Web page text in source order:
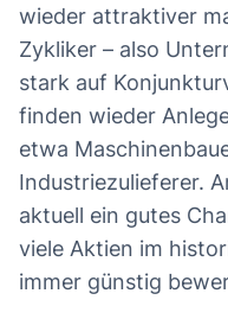
wieder attraktiver
Zykliker – also
stark auf
finden wieder
etwa
Industriezulieferer.
aktuell ein gutes
viele Aktien im
immer günstig